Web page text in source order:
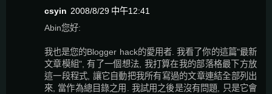
csyin 2008/8/29 中午12:41
Abin您好:
我也是您的Blogger hack的愛用者. 我看了你的這篇"最新
文章模組", 有了一個想法, 我打算在我的部落格最下方放
這一段程式, 讓它自動把我所有寫過的文章連結全部列出
來, 當作為總目錄之用. 我試用之後是沒有問題, 只是它會